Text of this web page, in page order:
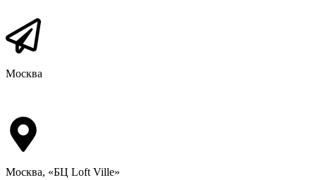
Москва
Москва, «БЦ Loft Ville»